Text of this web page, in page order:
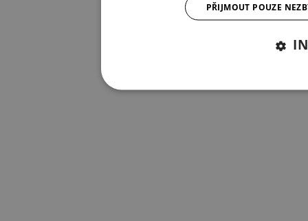
PŘIJMOUT POUZE